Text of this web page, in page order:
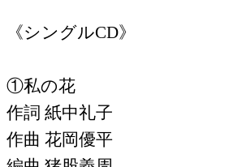
《シングルCD》
①私の花
作詞 紙中礼子
作曲 花岡優平